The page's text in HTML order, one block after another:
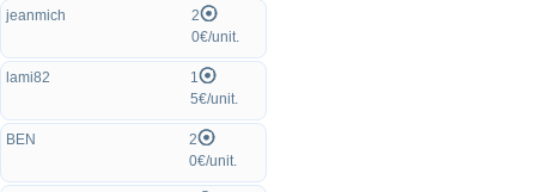
jeanmich
2
0€/unit.
lami82
1
5€/unit.
BEN
2
0€/unit.